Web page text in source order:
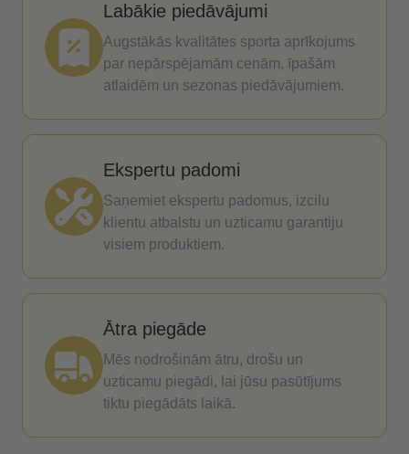
Labākie piedāvājumi
Augstākās kvalitātes sporta aprīkojums
par nepārspējamām cenām, īpašām
atlaidēm un sezonas piedāvājumiem.
Ekspertu padomi
Saņemiet ekspertu padomus, izcilu
klientu atbalstu un uzticamu garantiju
visiem produktiem.
Ātra piegāde
Mēs nodrošinām ātru, drošu un
uzticamu piegādi, lai jūsu pasūtījums
tiktu piegādāts laikā.